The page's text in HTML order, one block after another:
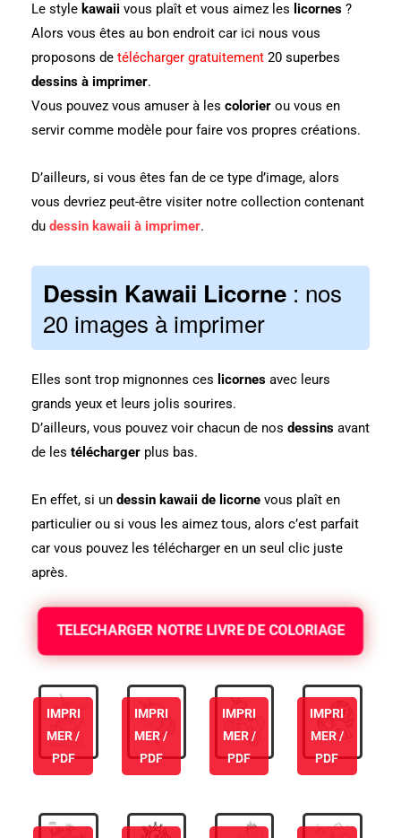
Le style kawaii vous plaît et vous aimez les licornes ?
Alors vous êtes au bon endroit car ici nous vous
proposons de télécharger gratuitement 20 superbes
dessins à imprimer.
Vous pouvez vous amuser à les colorier ou vous en
servir comme modèle pour faire vos propres créations.
D’ailleurs, si vous êtes fan de ce type d’image, alors
vous devriez peut-être visiter notre collection contenant
du dessin kawaii à imprimer.
Dessin Kawaii Licorne : nos
20 images à imprimer
Elles sont trop mignonnes ces licornes avec leurs
grands yeux et leurs jolis sourires.
D’ailleurs, vous pouvez voir chacun de nos dessins avant
de les télécharger plus bas.
En effet, si un dessin kawaii de licorne vous plaît en
particulier ou si vous les aimez tous, alors c’est parfait
car vous pouvez les télécharger en un seul clic juste
après.
TELECHARGER NOTRE LIVRE DE COLORIAGE
IMPRI
MER /
PDF
IMPRI
MER /
PDF
IMPRI
MER /
PDF
IMPRI
MER /
PDF